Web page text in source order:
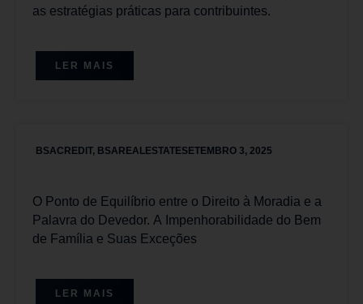
as estratégias práticas para contribuintes.
LER MAIS
BSACREDIT, BSAREALESTATESETEMBRO 3, 2025
O Ponto de Equilíbrio entre o Direito à Moradia e a
Palavra do Devedor. A Impenhorabilidade do Bem
de Família e Suas Exceções
LER MAIS